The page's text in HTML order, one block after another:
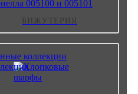
БИЖУТЕРИЯ
005100 и 005101
коллекции